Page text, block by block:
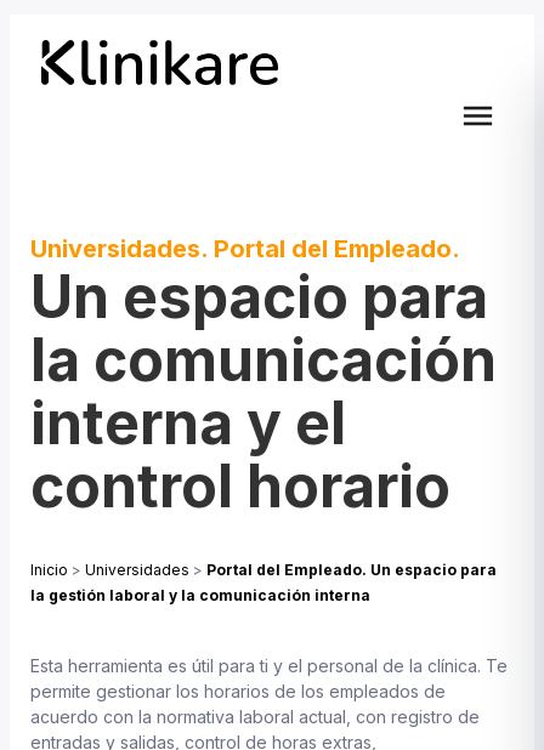
menu
Universidades. Portal del Empleado.
Un espacio para
la comunicación
interna y el
control horario
Inicio >Universidades > Portal del Empleado. Un espacio para
la gestión laboral y la comunicación interna
Esta herramienta es útil para ti y el personal de la clínica. Te
permite gestionar los horarios de los empleados de
acuerdo con la normativa laboral actual, con registro de
entradas y salidas, control de horas extras,